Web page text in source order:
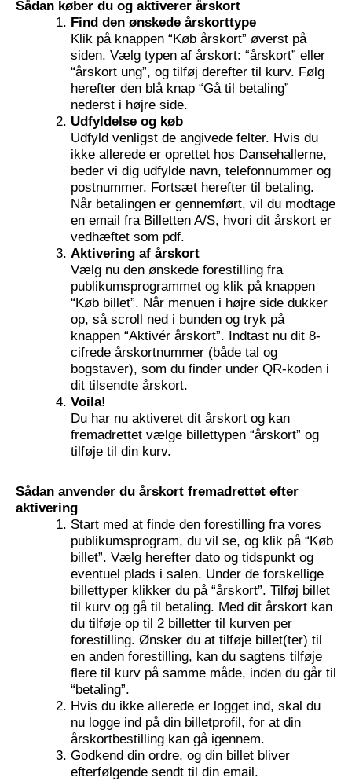
Sådan køber du og aktiverer årskort
Find den ønskede årskorttype
Klik på knappen “Køb årskort” øverst på
siden. Vælg typen af årskort: “årskort” eller
“årskort ung”, og tilføj derefter til kurv. Følg
herefter den blå knap “Gå til betaling”
nederst i højre side.
Udfyldelse og køb
Udfyld venligst de angivede felter. Hvis du
ikke allerede er oprettet hos Dansehallerne,
beder vi dig udfylde navn, telefonnummer og
postnummer. Fortsæt herefter til betaling.
Når betalingen er gennemført, vil du modtage
en email fra Billetten A/S, hvori dit årskort er
vedhæftet som pdf.
Aktivering af årskort
Vælg nu den ønskede forestilling fra
publikumsprogrammet og klik på knappen
“Køb billet”. Når menuen i højre side dukker
op, så scroll ned i bunden og tryk på
knappen “Aktivér årskort”. Indtast nu dit 8-
cifrede årskortnummer (både tal og
bogstaver), som du finder under QR-koden i
dit tilsendte årskort.
Voila!
Du har nu aktiveret dit årskort og kan
fremadrettet vælge billettypen “årskort” og
tilføje til din kurv.
Sådan anvender du årskort fremadrettet efter
aktivering
Start med at finde den forestilling fra vores
publikumsprogram, du vil se, og klik på “Køb
billet”. Vælg herefter dato og tidspunkt og
eventuel plads i salen. Under de forskellige
billettyper klikker du på “årskort”. Tilføj billet
til kurv og gå til betaling. Med dit årskort kan
du tilføje op til 2 billetter til kurven per
forestilling. Ønsker du at tilføje billet(ter) til
en anden forestilling, kan du sagtens tilføje
flere til kurv på samme måde, inden du går til
“betaling”.
Hvis du ikke allerede er logget ind, skal du
nu logge ind på din billetprofil, for at din
årskortbestilling kan gå igennem.
Godkend din ordre, og din billet bliver
efterfølgende sendt til din email.